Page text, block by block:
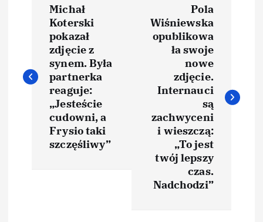
i
Michał
Koterski
pokazał
zdjęcie z
synem. Była
partnerka
reaguje:
„Jesteście
cudowni, a
Frysio taki
szczęśliwy”
Pola
Wiśniewska
opublikowa
ła swoje
nowe
zdjęcie.
Internauci
są
zachwyceni
i wieszczą:
„To jest
twój lepszy
czas.
Nadchodzi”